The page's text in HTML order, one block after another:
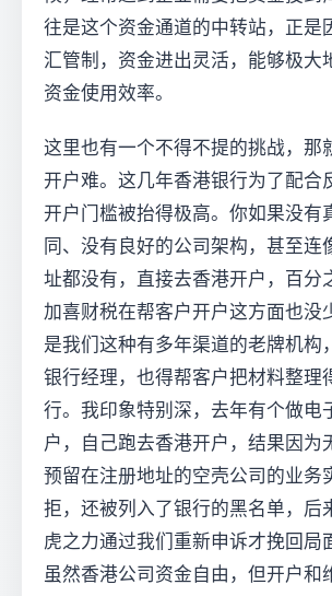
往是这个资金通道的中转站，正是
汇管制，资金进出灵活，能够极大
资金使用效率。
这里也有一个不得不提的挑战，那
开户难。这几年香港银行为了配合
开户门槛被抬得极高。你如果没有
同、没有良好的公司架构，甚至连
址都没有，直接去香港开户，百分
加喜财税在帮客户开户这方面也没
是我们这种有多年渠道的老牌机构
银行经理，也得帮客户把材料整理
行。我印象特别深，去年有个做电
户，自己跑去香港开户，结果因为
预留在注册地址的空壳公司的业务
拒，还被列入了银行的黑名单，后
虎之力通过我们重新申诉才挽回局
虽然香港公司资金自由，但开户和